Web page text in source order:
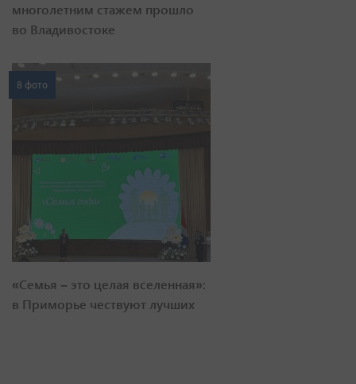
многолетним стажем прошло
во Владивостоке
8 фото
«Семья – это целая вселенная»:
в Приморье чествуют лучших